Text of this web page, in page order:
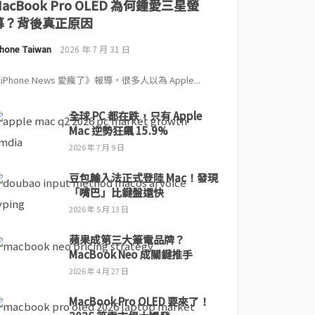
Pro OLED 為何鍾愛三星螢
？背後真正原因
Taiwan 2026 年 7 月 31 日
News 愛瘋了》報導，很多人以為 Apple...
全球 PC 都在跌，只有 Apple
Mac 逆勢狂飆 15.9%
2026 年 7 月 9 日
豆包輸入法正式登陸 Mac！發現
「嘴巴」比鍵盤還快
2026 年 5 月 13 日
蘋果成第三大筆電品牌？
MacBook Neo 成關鍵推手
2026 年 4 月 27 日
MacBook Pro OLED 要來了！